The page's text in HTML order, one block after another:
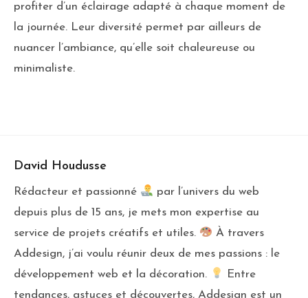
profiter d’un éclairage adapté à chaque moment de
la journée. Leur diversité permet par ailleurs de
nuancer l’ambiance, qu’elle soit chaleureuse ou
minimaliste.
David Houdusse
Rédacteur et passionné
par l’univers du web
depuis plus de 15 ans, je mets mon expertise au
service de projets créatifs et utiles.
À travers
Addesign, j’ai voulu réunir deux de mes passions : le
développement web et la décoration.
Entre
tendances, astuces et découvertes, Addesign est un